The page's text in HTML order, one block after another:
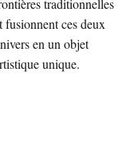
traditionnelles
fusionnent ces deux
en un objet
unique.